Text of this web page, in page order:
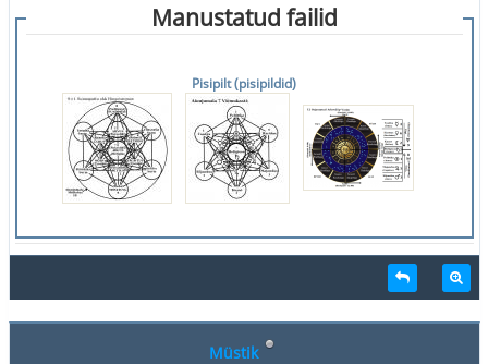
Manustatud failid
Pisipilt (pisipildid)
Müstik